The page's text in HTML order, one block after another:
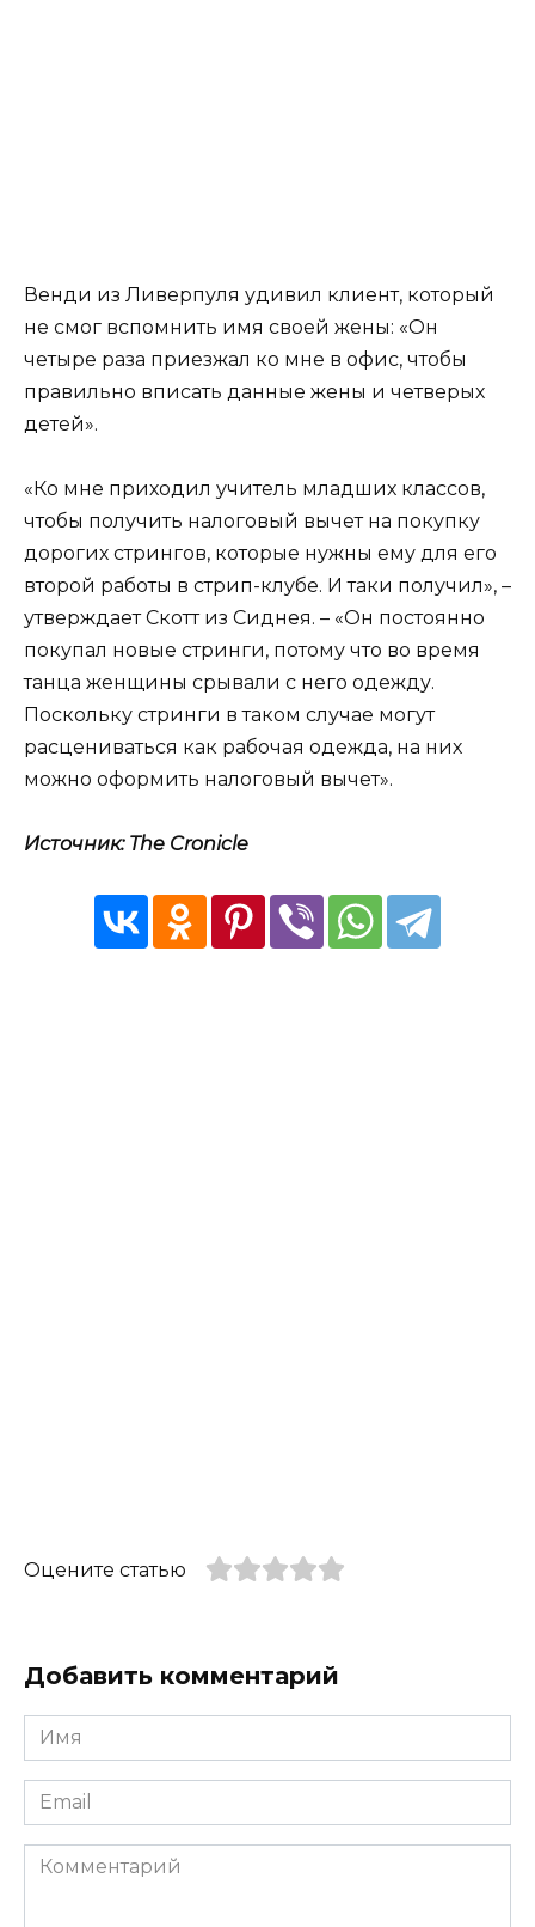
Венди из Ливерпуля удивил клиент, который
не смог вспомнить имя своей жены: «Он
четыре раза приезжал ко мне в офис, чтобы
правильно вписать данные жены и четверых
детей».
«Ко мне приходил учитель младших классов,
чтобы получить налоговый вычет на покупку
дорогих стрингов, которые нужны ему для его
второй работы в стрип-клубе. И таки получил», –
утверждает Скотт из Сиднея. – «Он постоянно
покупал новые стринги, потому что во время
танца женщины срывали с него одежду.
Поскольку стринги в таком случае могут
расцениваться как рабочая одежда, на них
можно оформить налоговый вычет».
Источник: The Cronicle
Оцените статью
Добавить комментарий
Имя
*
Email
*
Комментарий